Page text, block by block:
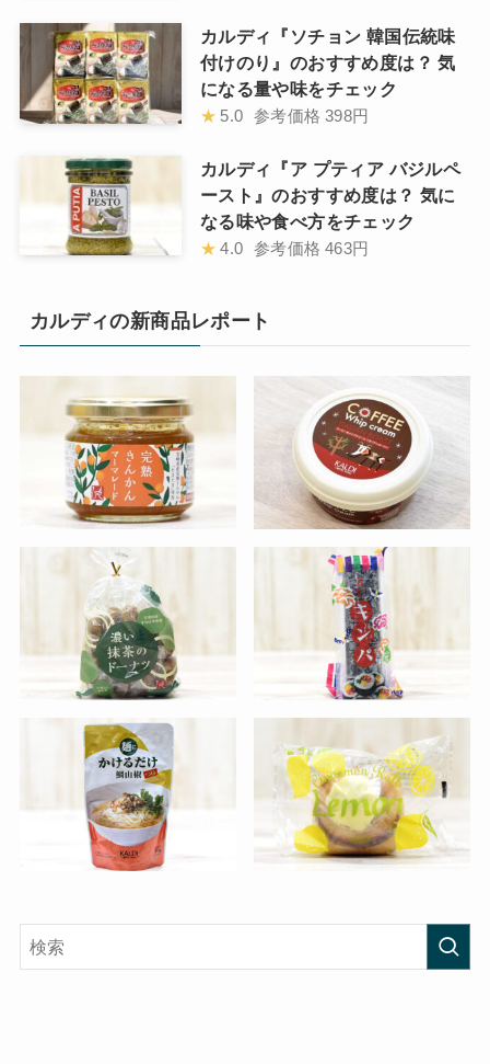
カルディ『ソチョン 韓国伝統味
付けのり』のおすすめ度は？ 気
になる量や味をチェック
★ 5.0 参考価格 398円
カルディ『ア プティア バジルペ
ースト』のおすすめ度は？ 気に
なる味や食べ方をチェック
★ 4.0 参考価格 463円
カルディの新商品レポート